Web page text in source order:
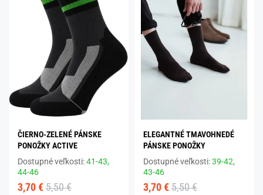
ČIERNO-ZELENÉ PÁNSKE
PONOŽKY ACTIVE
Dostupné veľkosti:41-43,
44-46
3,70 € 5,50 €
ELEGANTNÉ TMAVOHNEDÉ
PÁNSKE PONOŽKY
Dostupné veľkosti:39-42,
43-46
3,70 € 5,50 €